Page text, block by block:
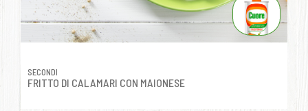
SECONDI
FRITTO DI CALAMARI CON MAIONESE